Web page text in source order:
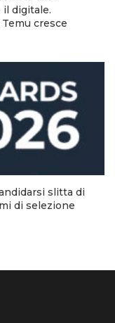
digitale.
cresce
slitta di
di selezione